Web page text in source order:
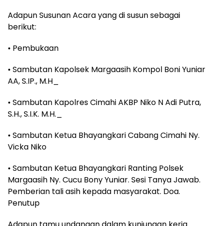
Adapun Susunan Acara yang di susun sebagai
berikut:
• Pembukaan
• Sambutan Kapolsek Margaasih Kompol Boni Yuniar
AA, S.IP., M.H_
• Sambutan Kapolres Cimahi AKBP Niko N Adi Putra,
S.H., S.I.K. M.H._
• Sambutan Ketua Bhayangkari Cabang Cimahi Ny.
Vicka Niko
• Sambutan Ketua Bhayangkari Ranting Polsek
Margaasih Ny. Cucu Bony Yuniar. Sesi Tanya Jawab.
Pemberian tali asih kepada masyarakat. Doa.
Penutup